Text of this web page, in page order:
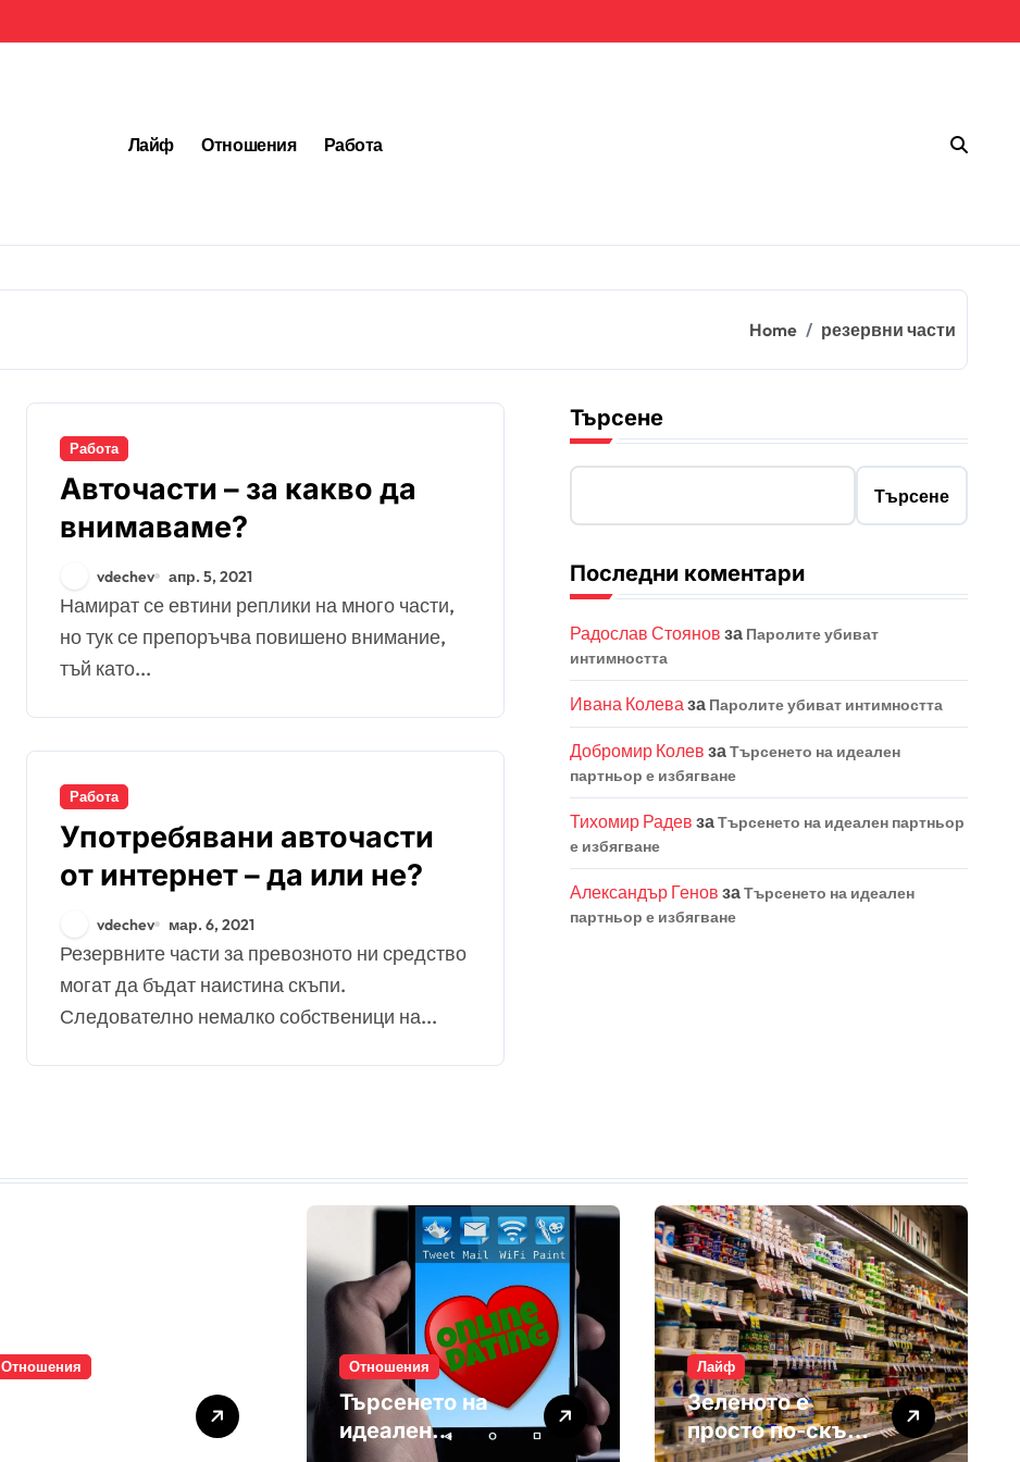
Лайф Отношения Работа
Home резервни части
Работа
Авточасти – за какво да
внимаваме?
vdechev апр. 5, 2021
Намират се евтини реплики на много части,
но тук се препоръчва повишено внимание,
тъй като...
Работа
Употребявани авточасти
от интернет – да или не?
vdechev мар. 6, 2021
Резервните части за превозното ни средство
могат да бъдат наистина скъпи.
Следователно немалко собственици на...
Търсене
Търсене
Последни коментари
Радослав Стоянов за Паролите убиват
интимността
Ивана Колеваза Паролите убиват интимността
Добромир Колев заТърсенето на идеален
партньор е избягване
Тихомир Радев заТърсенето на идеален партньор
е избягване
Александър Генов заТърсенето на идеален
партньор е избягване
Отношения Отношения
Търсенето на
идеален
Лайф
Зеленото е
просто по-скъп